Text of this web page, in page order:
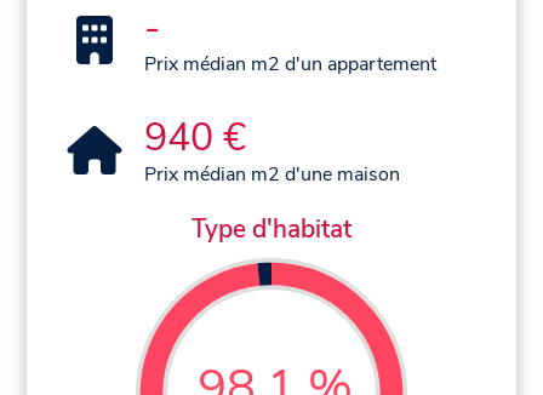
-
Prix médian m2 d'un appartement
940 €
Prix médian m2 d'une maison
Type d'habitat